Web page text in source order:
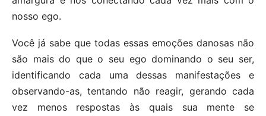
nosso ego.
Você já sabe que todas essas emoções danosas não
são mais do que o seu ego dominando o seu ser,
identificando cada uma dessas manifestações e
observando-as, tentando não reagir, gerando cada
vez menos respostas às quais sua mente se